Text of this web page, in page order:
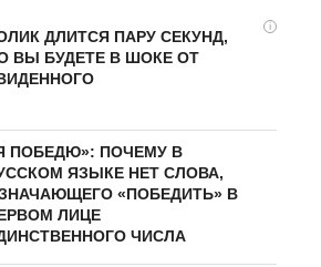
i
ДЛИТСЯ ПАРУ СЕКУНД,
ВЫ БУДЕТЕ В ШОКЕ ОТ
ПОБЕДЮ»: ПОЧЕМУ В
ЯЗЫКЕ НЕТ СЛОВА,
«ПОБЕДИТЬ» В
ЛИЦЕ
ЧИСЛА